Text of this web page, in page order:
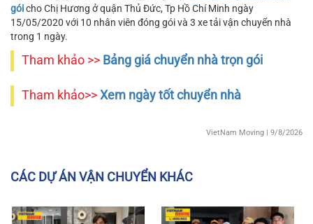
góicho Chị Hương ở quận Thủ Đức, Tp Hồ Chí Minh ngày
15/05/2020 với 10 nhân viên đóng gói và 3 xe tải vận chuyển nhà
trong 1 ngày.
Tham khảo >> Bảng giá chuyển nhà trọn gói
Tham khảo>> Xem ngày tốt chuyển nhà
VietNam Moving | 9/8/2026
CÁC DỰ ÁN VẬN CHUYỂN KHÁC